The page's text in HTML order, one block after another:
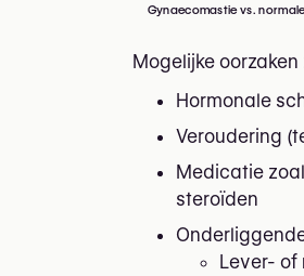
Gynaecomastie vs.
Mogelijke
Hormonale
Veroudering
Medicatie
steroïden
Lever- of